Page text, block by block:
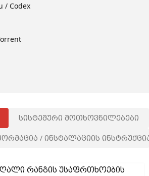
/ Codex
სისტემური მოთხოვნილებები
/ ინსტალაციის
რანგის უსაფრთხოების